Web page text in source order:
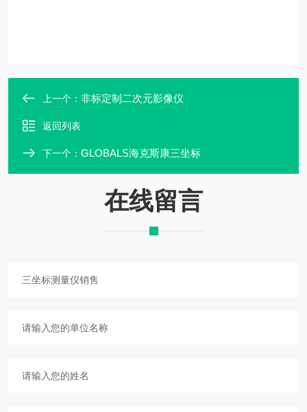
上一个： 非标定制二次元影像仪
返回列表
下一个： GLOBALS海克斯康三坐标
在线留言